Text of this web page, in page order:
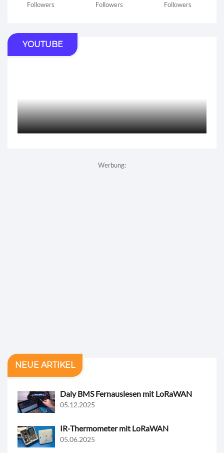
Followers Followers Followers
YOUTUBE
Werbung:
NEUE ARTIKEL
Daly BMS Fernauslesen mit LoRaWAN
05.12.2025
IR-Thermometer mit LoRaWAN
05.06.2025